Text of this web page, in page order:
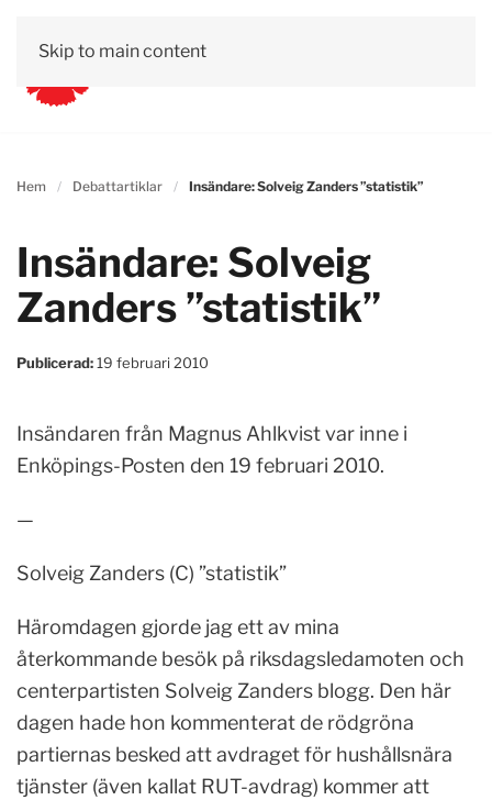
Skip to main content
Hem Debattartiklar Insändare: Solveig Zanders ”statistik”
Insändare: Solveig
Zanders ”statistik”
Publicerad:19 februari 2010
Insändaren från Magnus Ahlkvist var inne i
Enköpings-Posten den 19 februari 2010.
—
Solveig Zanders (C) ”statistik”
Häromdagen gjorde jag ett av mina
återkommande besök på riksdagsledamoten och
centerpartisten Solveig Zanders blogg. Den här
dagen hade hon kommenterat de rödgröna
partiernas besked att avdraget för hushållsnära
tjänster (även kallat RUT-avdrag) kommer att